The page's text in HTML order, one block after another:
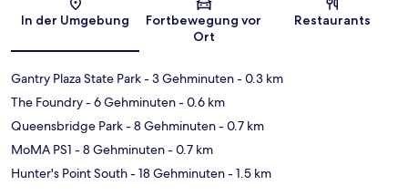
Karte
In der Umgebung
Fortbewegung vor
Ort
Restaurants
Gantry Plaza State Park- 3 Gehminuten- 0.3 km
The Foundry- 6 Gehminuten- 0.6 km
Queensbridge Park- 8 Gehminuten- 0.7 km
MoMA PS1 - 8 Gehminuten- 0.7 km
Hunter's Point South- 18 Gehminuten- 1.5 km